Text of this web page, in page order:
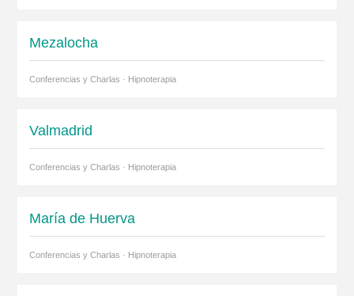
Mezalocha
Conferencias y Charlas · Hipnoterapia
Valmadrid
Conferencias y Charlas · Hipnoterapia
María de Huerva
Conferencias y Charlas · Hipnoterapia